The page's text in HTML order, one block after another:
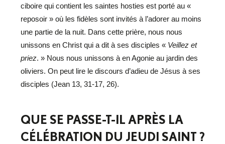
ciboire qui contient les saintes hosties est porté au «
reposoir » où les fidèles sont invités à l’adorer au moins
une partie de la nuit. Dans cette prière, nous nous
unissons en Christ qui a dit à ses disciples « Veillez et
priez. » Nous nous unissons à en Agonie au jardin des
oliviers. On peut lire le discours d’adieu de Jésus à ses
disciples (Jean 13, 31-17, 26).
QUE SE PASSE-T-IL APRÈS LA
CÉLÉBRATION DU JEUDI SAINT ?